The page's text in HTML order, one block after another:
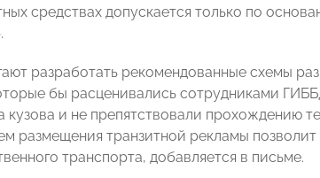
средствах допускается только по
разработать рекомендованные схемы
бы расценивались сотрудниками
и не препятствовали прохождению
размещения транзитной рекламы
транспорта, добавляется в письме.